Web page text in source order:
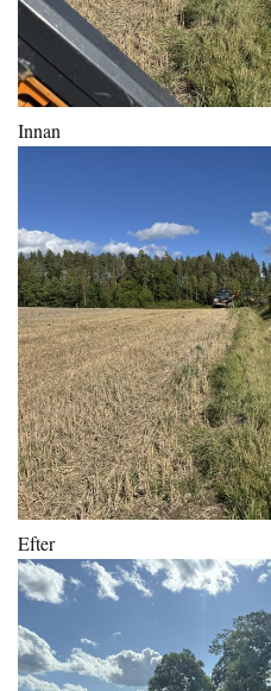
Innan
Efter